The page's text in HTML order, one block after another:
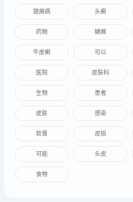
银屑病 头癣
药物 鳞屑
牛皮癣 可以
医院 皮肤科
生物 患者
皮肤 感染
软膏 皮损
可能 头皮
食物